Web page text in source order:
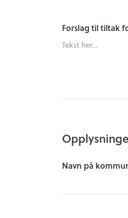
Forslag til tiltak
Navn på